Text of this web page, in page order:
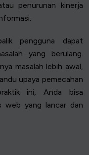
penurunan kinerja
pengguna dapat
yang berulang.
masalah lebih awal,
upaya pemecahan
ini, Anda bisa
web yang lancar dan